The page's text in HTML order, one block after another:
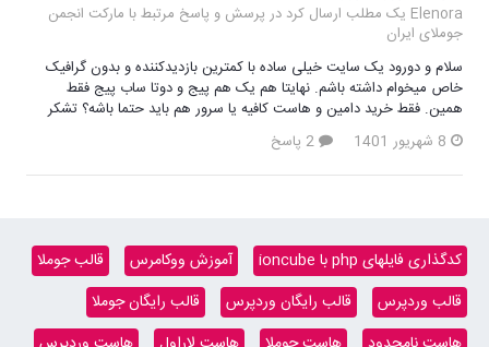
Elenora یک مطلب ارسال کرد در
پرسش و پاسخ مرتبط با مارکت انجمن
جوملای ایران
سلام و دورود یک سایت خیلی ساده با کمترین بازدیدکننده و بدون گرافیک
خاص میخوام داشته باشم. نهایتا هم یک هم پیج و دوتا ساب پیج فقط
همین. فقط خرید دامین و هاست کافیه یا سرور هم باید حتما باشه؟ تشکر
8 شهریور 1401
کدگذاری فایلهای php با ioncube آموزش ووکامرس
قالب جوملا
قالب وردپرس
قالب رایگان وردپرس
قالب رایگان جوملا